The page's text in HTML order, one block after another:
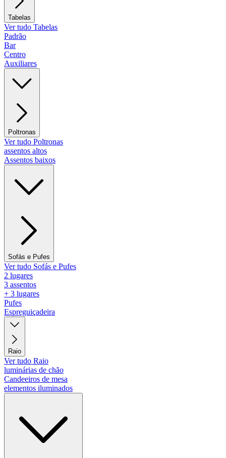
Tabelas
Ver tudo Tabelas
Padrão
Bar
Centro
Auxiliares
Poltronas
Ver tudo Poltronas
assentos altos
Assentos baixos
Sofás e Pufes
Ver tudo Sofás e Pufes
2 lugares
3 assentos
+ 3 lugares
Pufes
Espreguiçadeira
Raio
Ver tudo Raio
luminárias de chão
Candeeiros de mesa
elementos iluminados